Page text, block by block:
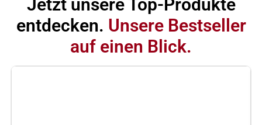
Jetzt unsere Top-Produkte
entdecken. Unsere Bestseller
auf einen Blick.